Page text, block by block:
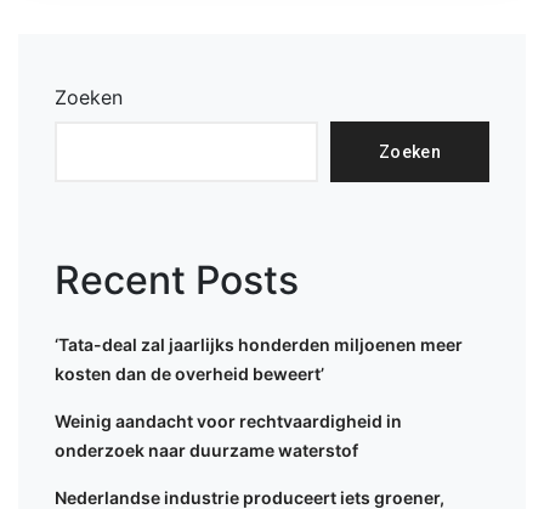
Zoeken
Zoeken
Recent Posts
‘Tata-deal zal jaarlijks honderden miljoenen meer
kosten dan de overheid beweert’
Weinig aandacht voor rechtvaardigheid in
onderzoek naar duurzame waterstof
Nederlandse industrie produceert iets groener,